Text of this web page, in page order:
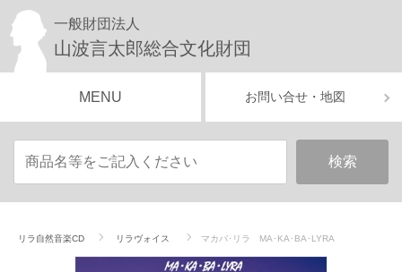
一般財団法人
山波言太郎総合文化財団
MENU お問い合せ・地図
リラ自然音楽CD リラヴォイス マカバ･リラ MA･KA･BA･LYRA